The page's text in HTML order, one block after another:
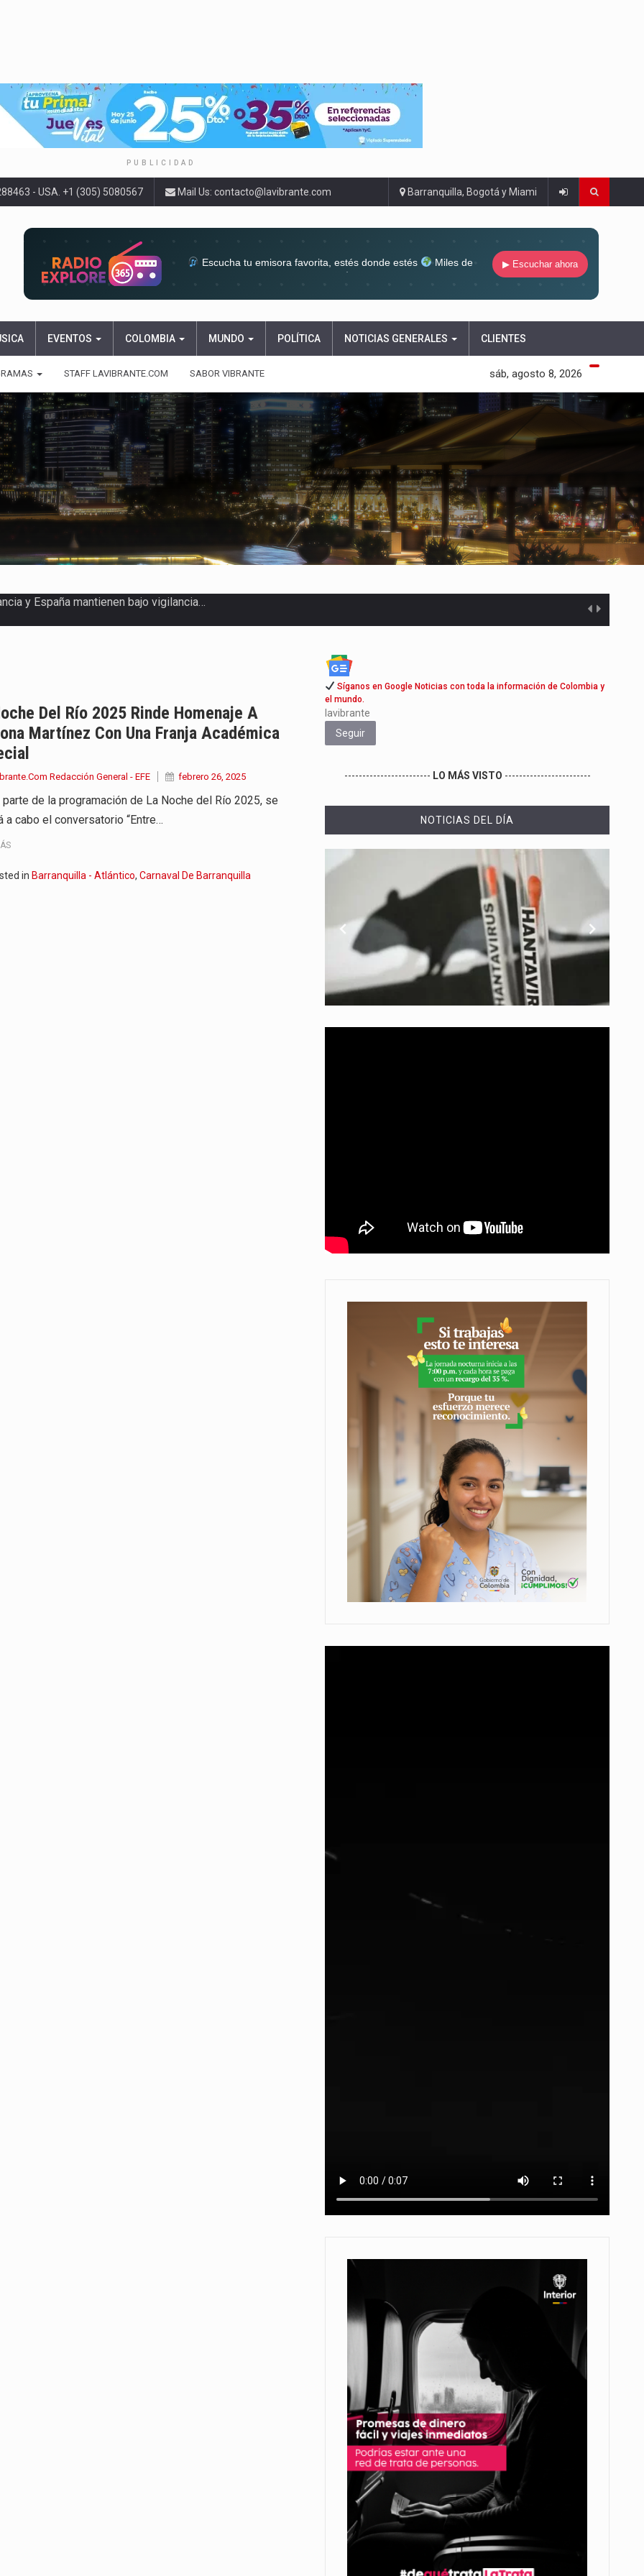
PUBLICIDAD
- USA. +1 (305) 5080567 Mail Us: contacto@lavibrante.com Barranquilla, Bogotá y Miami
Escucha tu emisora favorita, estés donde estés
Miles de
▶ Escuchar ahora
EVENTOS COLOMBIA MUNDO POLÍTICA NOTICIAS GENERALES CLIENTES
STAFF LAVIBRANTE.COM SABOR VIBRANTE sáb, agosto 8, 2026
este viernes 7 de…
dejó claro que la…
viernes 7 de agosto…
la ceremonia de…
cumplieron los honores…
Espriella aseguró que durante…
de la Espriella,…
Gobierno con uno de…
Del Río 2025 Rinde Homenaje A
Martínez Con Una Franja Académica
Redacción General - EFE febrero 26, 2025
parte de la programación de La Noche del Río 2025, se
a cabo el conversatorio “Entre…
in Barranquilla - Atlántico, Carnaval De Barranquilla
Síganos en Google Noticias con toda la información de Colombia y
el mundo.
lavibrante
Seguir
------------------------ LO MÁS VISTO ------------------------
NOTICIAS DEL DÍA